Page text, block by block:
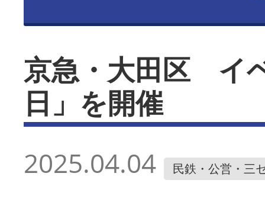
京急・大田区 イ
日」を開催
2025.04.04 民鉄・公営・三